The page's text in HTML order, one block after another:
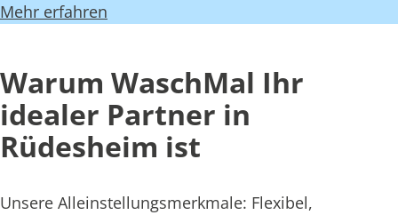
Mehr erfahren
Warum WaschMal Ihr
idealer Partner in
Rüdesheim ist
Unsere Alleinstellungsmerkmale: Flexibel,